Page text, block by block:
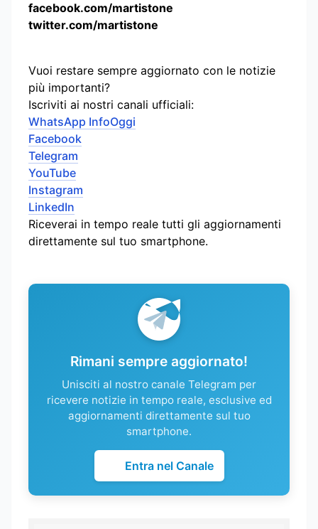
facebook.com/martistone
twitter.com/martistone
Vuoi restare sempre aggiornato con le notizie
più importanti?
Iscriviti ai nostri canali ufficiali:
WhatsApp InfoOggi
Facebook
Telegram
YouTube
Instagram
LinkedIn
Riceverai in tempo reale tutti gli aggiornamenti
direttamente sul tuo smartphone.
Rimani sempre aggiornato!
Unisciti al nostro canale Telegram per
ricevere notizie in tempo reale, esclusive ed
aggiornamenti direttamente sul tuo
smartphone.
Entra nel Canale